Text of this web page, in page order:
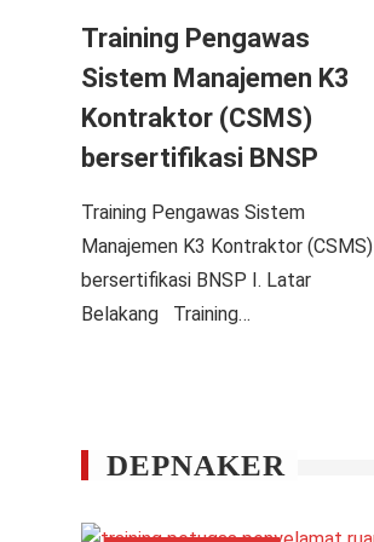
Training Pengawas
Sistem Manajemen K3
Kontraktor (CSMS)
bersertifikasi BNSP
Training Pengawas Sistem
Manajemen K3 Kontraktor (CSMS)
bersertifikasi BNSP I. Latar
Belakang Training…
DEPNAKER